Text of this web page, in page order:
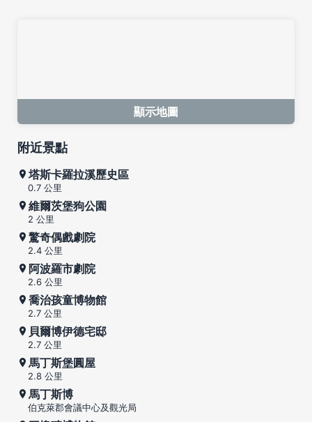
顯示地圖
附近景點
塔斯卡羅拉溪歷史區
0.7 公里
維爾茨堡狗公園
2 公里
驚奇偶戲劇院
2.4 公里
阿波羅市劇院
2.6 公里
喬治孩童博物館
2.7 公里
貝爾博伊德宅邸
2.7 公里
馬丁斯堡圓屋
2.8 公里
馬丁斯博
伯克萊郡會議中心及觀光局